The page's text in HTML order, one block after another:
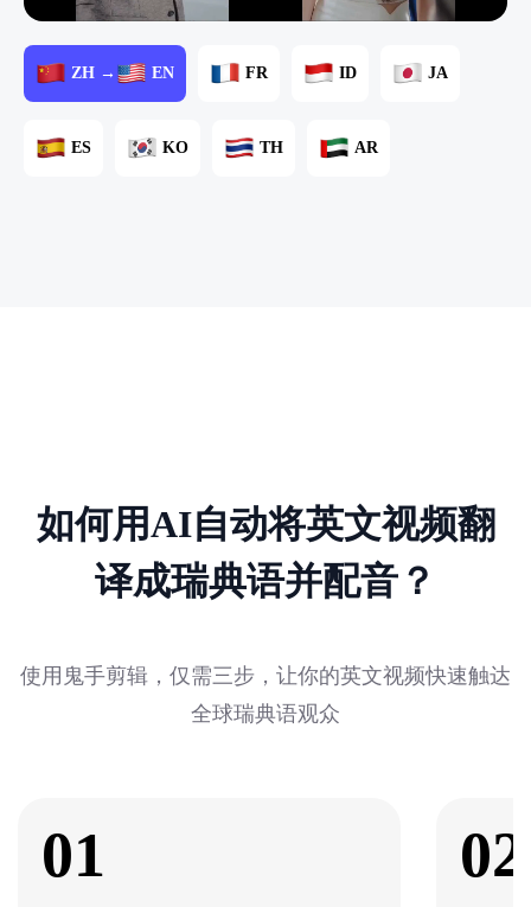
ZH → EN FR ID JA
ES KO TH AR
如何用AI自动将英文视频翻
译成瑞典语并配音？
使用鬼手剪辑，仅需三步，让你的英文视频快速触达
全球瑞典语观众
01 02